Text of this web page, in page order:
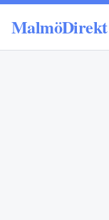
MalmöDirekt